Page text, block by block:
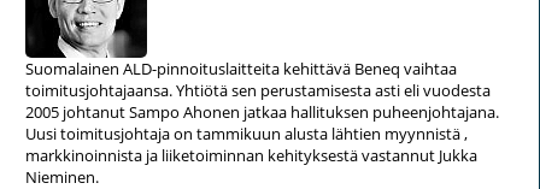
Suomalainen ALD-pinnoituslaitteita kehittävä Beneq vaihtaa
toimitusjohtajaansa. Yhtiötä sen perustamisesta asti eli vuodesta
2005 johtanut Sampo Ahonen jatkaa hallituksen puheenjohtajana.
Uusi toimitusjohtaja on tammikuun alusta lähtien myynnistä ,
markkinoinnista ja liiketoiminnan kehityksestä vastannut Jukka
Nieminen.